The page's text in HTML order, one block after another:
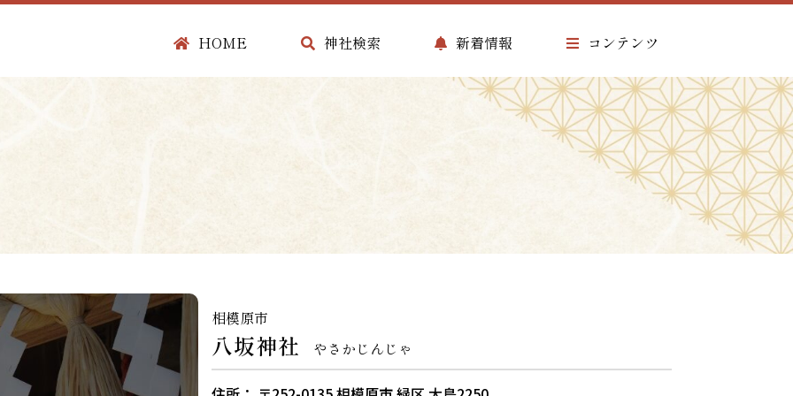
HOME 神社検索 新着情報 コンテンツ
相模原市
八坂神社 やさかじんじゃ